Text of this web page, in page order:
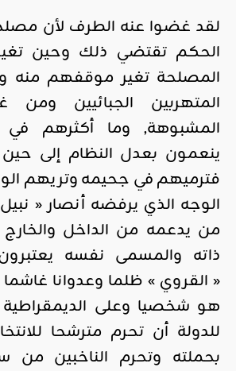
لقد غضوا عنه الطرف لأن
الحكم تقتضي ذلك وحين
المصلحة تغير موقفهم منه
المتهربين الجبائيين ومن
المشبوهة, وما أكثرهم في
ينعمون بعدل النظام إلى
فترميهم في جحيمه وتريهم
الوجه الذي يرفضه أنصار «
من يدعمه من الداخل
ذاته والمسمى نفسه
« القروي » ظلما وعدوانا
هو شخصيا وعلى
للدولة أن تحرم مترشحا
بحملته وتحرم الناخبين من